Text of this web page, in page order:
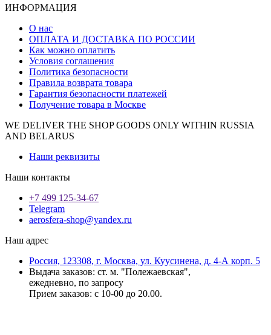
ИНФОРМАЦИЯ
О нас
ОПЛАТА И ДОСТАВКА ПО РОССИИ
Как можно оплатить
Условия соглашения
Политика безопасности
Правила возврата товара
Гарантия безопасности платежей
Получение товара в Москве
WE DELIVER THE SHOP GOODS ONLY WITHIN RUSSIA
AND BELARUS
Наши реквизиты
Наши контакты
+7 499 125-34-67
Telegram
aerosfera-shop@yandex.ru
Наш адрес
Россия, 123308, г. Москва, ул. Куусинена, д. 4-А корп. 5
Выдача заказов: ст. м. "Полежаевская",
ежедневно, по запросу
Прием заказов: с 10-00 до 20.00.